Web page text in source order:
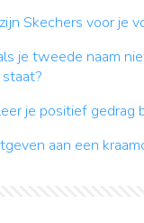
Skechers voor je
je tweede naam
je positief gedrag
aan een